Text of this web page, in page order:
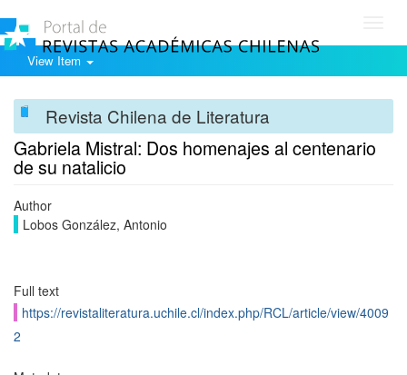
View Item
Revista Chilena de Literatura
Gabriela Mistral: Dos homenajes al centenario
de su natalicio
Author
Lobos González, Antonio
Full text
https://revistaliteratura.uchile.cl/index.php/RCL/article/view/4009
2